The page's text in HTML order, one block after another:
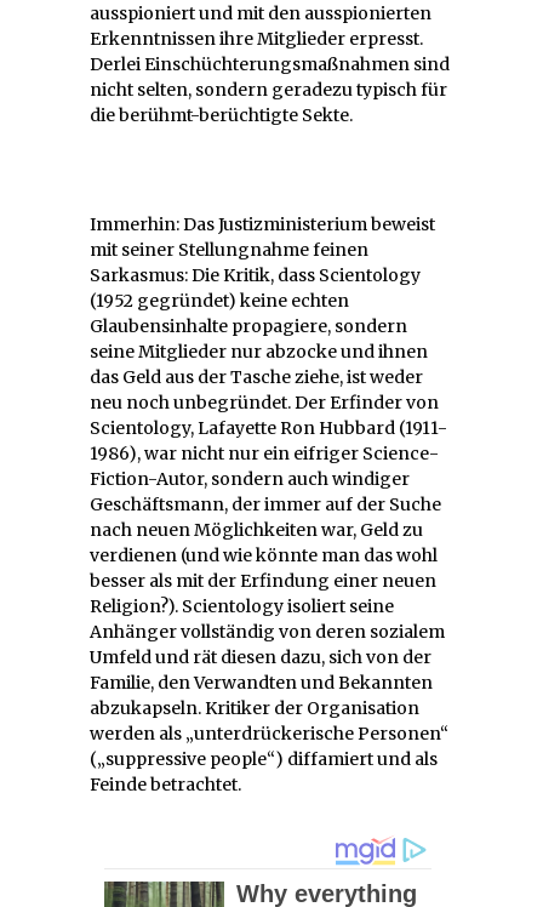
ausspioniert und mit den ausspionierten
Erkenntnissen ihre Mitglieder erpresst.
Derlei Einschüchterungsmaßnahmen sind
nicht selten, sondern geradezu typisch für
die berühmt-berüchtigte Sekte.
Immerhin: Das Justizministerium beweist
mit seiner Stellungnahme feinen
Sarkasmus: Die Kritik, dass Scientology
(1952 gegründet) keine echten
Glaubensinhalte propagiere, sondern
seine Mitglieder nur abzocke und ihnen
das Geld aus der Tasche ziehe, ist weder
neu noch unbegründet. Der Erfinder von
Scientology, Lafayette Ron Hubbard (1911-
1986), war nicht nur ein eifriger Science-
Fiction-Autor, sondern auch windiger
Geschäftsmann, der immer auf der Suche
nach neuen Möglichkeiten war, Geld zu
verdienen (und wie könnte man das wohl
besser als mit der Erfindung einer neuen
Religion?). Scientology isoliert seine
Anhänger vollständig von deren sozialem
Umfeld und rät diesen dazu, sich von der
Familie, den Verwandten und Bekannten
abzukapseln. Kritiker der Organisation
werden als „unterdrückerische Personen“
(„suppressive people“) diffamiert und als
Feinde betrachtet.